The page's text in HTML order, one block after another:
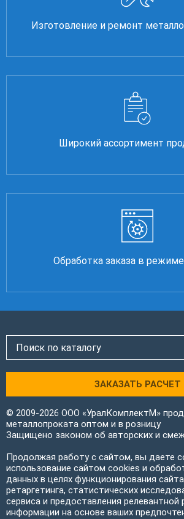
Изготовление и ремонт
Широкий ассортимент
Обработка заказа в
ЗАКАЗАТЬ РАСЧЕТ
© 2009-2026 ООО «УралКомплектМ»
металлопроката оптом и в розницу
Защищено законом об авторских и
Продолжая работу с сайтом, вы даете
использование сайтом cookies и
данных в целях функционирования
ретаргетинга, статистических
сервиса и предоставления релевантной
информации на основе ваших